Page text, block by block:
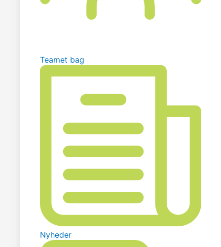
Teamet bag
Nyheder